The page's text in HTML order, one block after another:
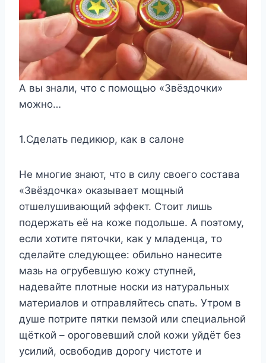
А вы знали, что с помощью «Звёздочки»
можно…
1.Сделать педикюр, как в салоне
Не многие знают, что в силу своего состава
«Звёздочка» оказывает мощный
отшелушивающий эффект. Стоит лишь
подержать её на коже подольше. А поэтому,
если хотите пяточки, как у младенца, то
сделайте следующее: обильно нанесите
мазь на огрубевшую кожу ступней,
надевайте плотные носки из натуральных
материалов и отправляйтесь спать. Утром в
душе потрите пятки пемзой или специальной
щёткой – ороговевший слой кожи уйдёт без
усилий, освободив дорогу чистоте и